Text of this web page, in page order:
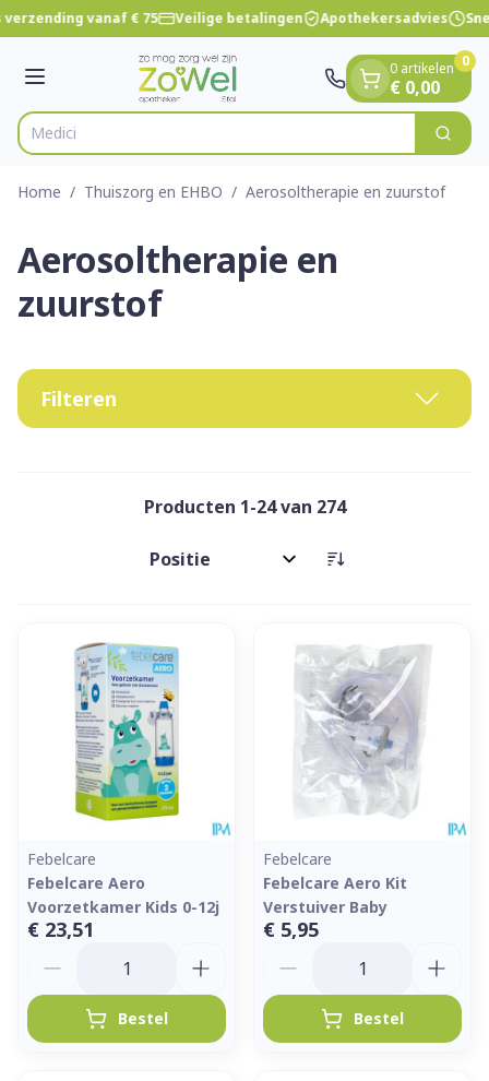
Ga naar de inhoud
1 van 1vanaf € 75 Veilige betalingen Apothekersadvies
Menu
Product, merk, categorie...
Vi Zoek
0 artikelen
€ 0,00
0
Home / Thuiszorg en EHBO / Aerosoltherapie en zuurstof
Aerosoltherapie en
zuurstof
Filteren
Producten 1-24van 274
Sorteer op:
Febelcare
Febelcare Aero
Voorzetkamer Kids 0-12j
€ 23,51
Bestel
Febelcare
Febelcare Aero Kit
Verstuiver Baby
€ 5,95
Bestel